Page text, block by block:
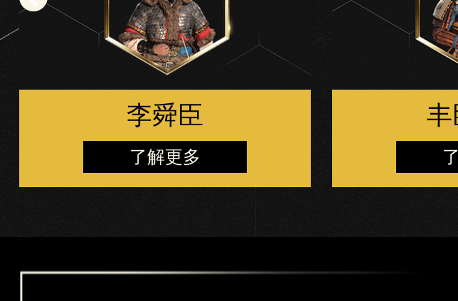
传
le 服
李舜臣
了解更多
丰